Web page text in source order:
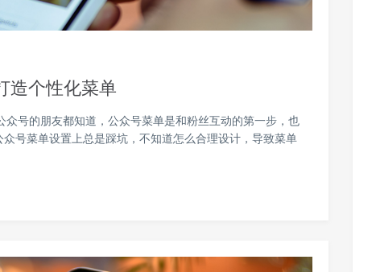
造个性化菜单
号的朋友都知道，公众号菜单是和粉丝互动的第一步，也
号菜单设置上总是踩坑，不知道怎么合理设计，导致菜单